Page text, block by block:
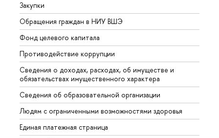
Закупки
Обращения граждан в НИУ ВШЭ
Фонд целевого капитала
Противодействие коррупции
Сведения о доходах, расходах, об имуществе и
обязательствах имущественного характера
Сведения об образовательной организации
Людям с ограниченными возможностями здоровья
Единая платежная страница